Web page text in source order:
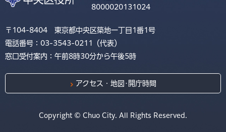
8000020131024
〒104-8404 東京都中央区築地一丁目1番1号
電話番号：03-3543-0211（代表）
窓口受付案内：午前8時30分から午後5時
アクセス・地図･開庁時間
Copyright © Chuo City. All Rights Reserved.